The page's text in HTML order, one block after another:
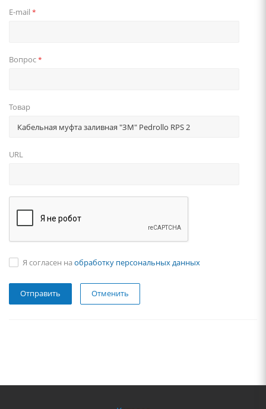
E-mail *
Вопрос*
Товар
URL
Я согласен на обработку персональных данных
Отменить